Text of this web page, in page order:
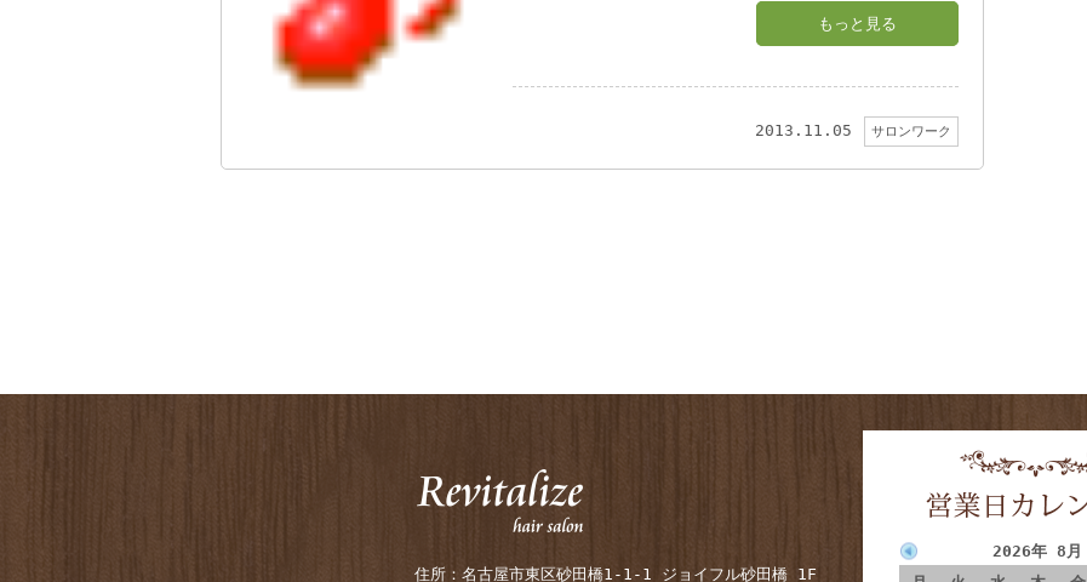
もっと見る
2013.11.05 サロンワーク
住所：名古屋市東区砂田橋1-1-1 ジョイフル砂田橋 1F
2026年 8月